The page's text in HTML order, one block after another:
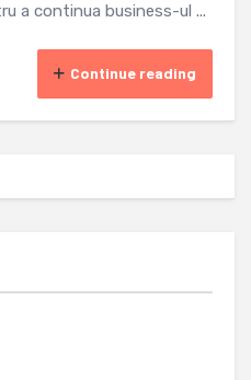
a continua business-ul ...
Continue reading